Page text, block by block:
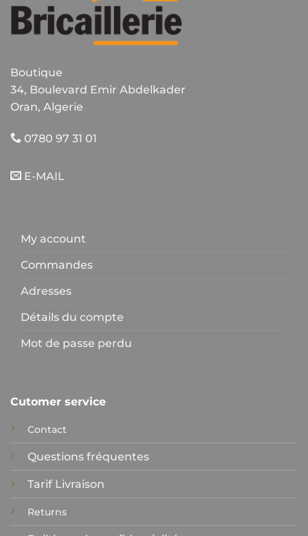
Boutique
34, Boulevard Emir Abdelkader
Oran, Algerie
0780 97 31 01
E-MAIL
My account
Commandes
Adresses
Détails du compte
Mot de passe perdu
Cutomer service
Contact
Questions fréquentes
Tarif Livraison
Returns